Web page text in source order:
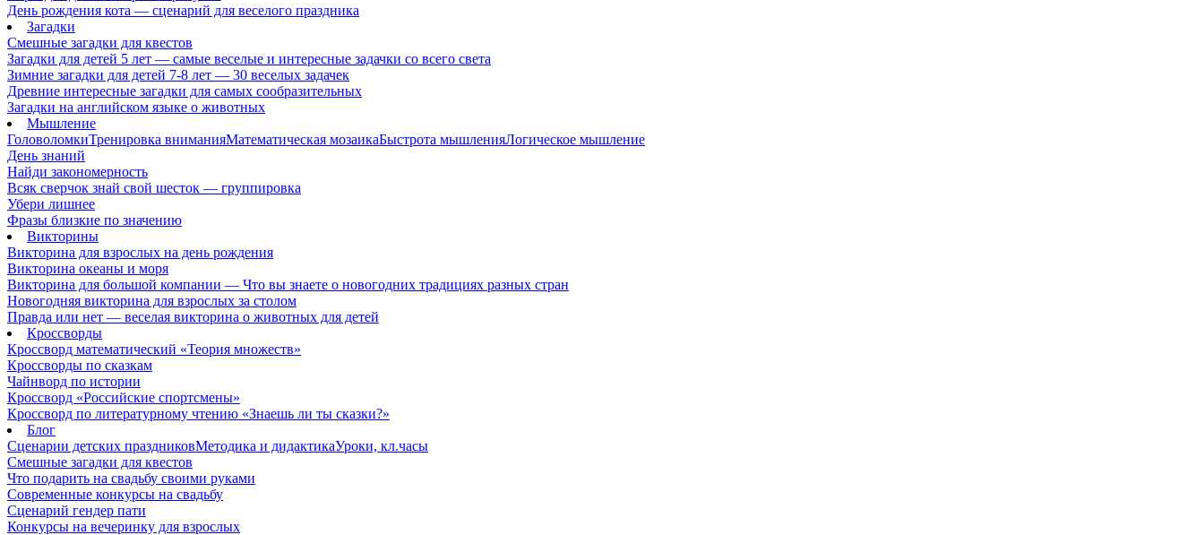
День рождения кота — сценарий для веселого праздника
Загадки
Смешные загадки для квестов
Загадки для детей 5 лет — самые веселые и интересные задачки со всего света
Зимние загадки для детей 7-8 лет — 30 веселых задачек
Древние интересные загадки для самых сообразительных
Загадки на английском языке о животных
Мышление
ГоловоломкиТренировка вниманияМатематическая мозаикаБыстрота мышленияЛогическое мышление
День знаний
Найди закономерность
Всяк сверчок знай свой шесток — группировка
Убери лишнее
Фразы близкие по значению
Викторины
Викторина для взрослых на день рождения
Викторина океаны и моря
Викторина для большой компании — Что вы знаете о новогодних традициях разных стран
Новогодняя викторина для взрослых за столом
Правда или нет — веселая викторина о животных для детей
Кроссворды
Кроссворд математический «Теория множеств»
Кроссворды по сказкам
Чайнворд по истории
Кроссворд «Российские спортсмены»
Кроссворд по литературному чтению «Знаешь ли ты сказки?»
Блог
Сценарии детских праздниковМетодика и дидактикаУроки, кл.часы
Смешные загадки для квестов
Что подарить на свадьбу своими руками
Современные конкурсы на свадьбу
Сценарий гендер пати
Конкурсы на вечеринку для взрослых